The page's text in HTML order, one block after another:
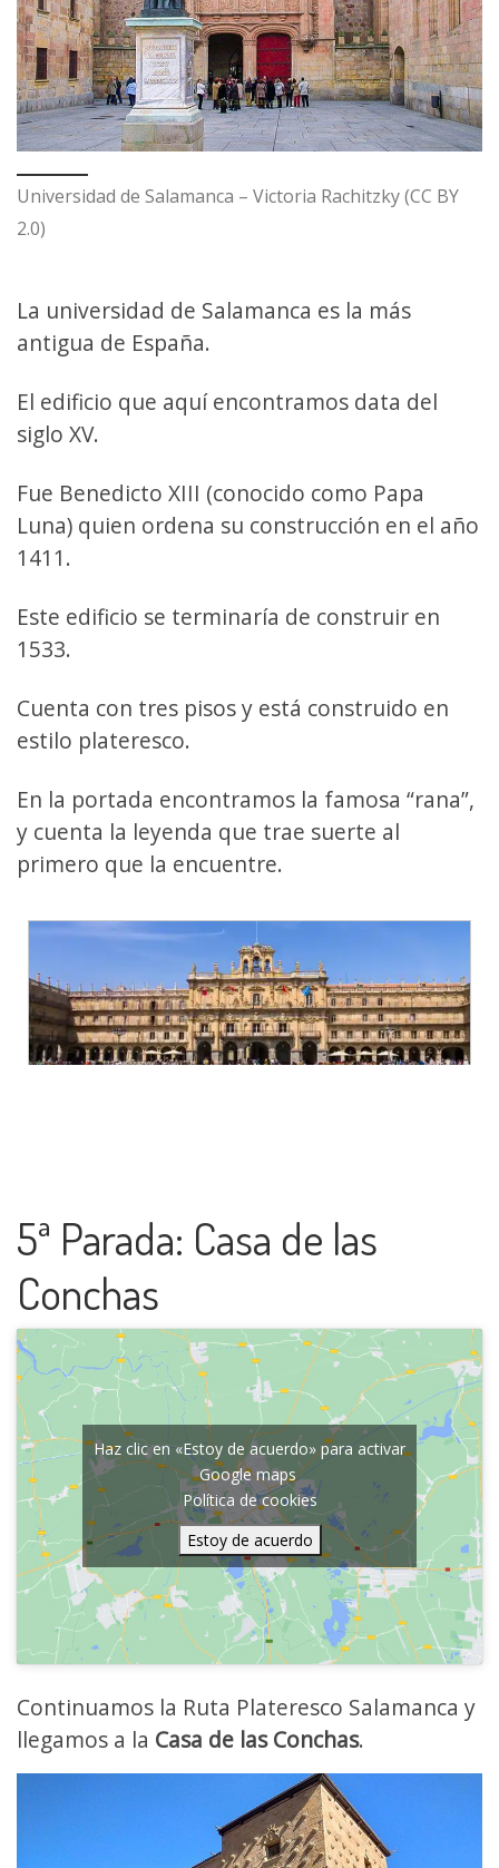
Universidad de Salamanca – Victoria Rachitzky (CC BY
2.0)
La universidad de Salamanca es la más
antigua de España.
El edificio que aquí encontramos data del
siglo XV.
Fue Benedicto XIII (conocido como Papa
Luna) quien ordena su construcción en el año
1411.
Este edificio se terminaría de construir en
1533.
Cuenta con tres pisos y está construido en
estilo plateresco.
En la portada encontramos la famosa “rana”,
y cuenta la leyenda que trae suerte al
primero que la encuentre.
5ª Parada: Casa de las
Conchas
Haz clic en «Estoy de acuerdo» para activar
Google maps
Política de cookies
Estoy de acuerdo
Continuamos la Ruta Plateresco Salamanca y
llegamos a la Casa de las Conchas.